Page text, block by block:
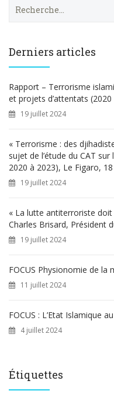
e
h
e
r
Derniers articles
Rapport – Terrorisme
et projets d’attentats
19 juillet 2024
« Terrorisme : des
sujet de l’étude du CAT
2020 à 2023), Le Figaro,
19 juillet 2024
« La lutte antiterroriste
Charles Brisard, Président
19 juillet 2024
FOCUS Physionomie de la
11 juillet 2024
FOCUS : L’Etat Islamique
4 juillet 2024
Étiquettes